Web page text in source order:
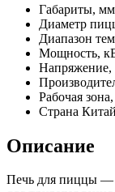
Габариты, мм
Диаметр
Диапазон
Мощность,
Напряжение,
Рабочая
Страна Китай
Описание
Печь для пиццы —